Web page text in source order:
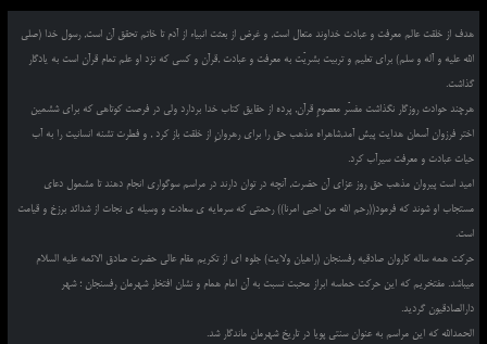
هدف از خلقت عالم معرفت و عبادت خداوند متعال است, و غرض از بعثت انبیاء از آدم تا خاتم تحقق آن است, رسول خدا (صلی
الله علیه و آله و سلم) برای تعلیم و تربیت بشریّت به معرفت و عبادت ,قرآن و کسی که نزد او علم تمام قرآن است به یادگار
گذاشت.
هرچند حوادث روزگار نگذاشت مفسّر معصومِ قرآن, پرده از حقایق کتاب خدا بردارد ولی در فرصت کوتاهی که برای ششمین
اختر فرزوان آسمان هدایت پیش آمد,شاهراه مذهب حق را برای رهروانِ از خلقت باز کرد , و فطرت تشنه انسانیت را به آب
حیات عبادت و معرفت سیرآب کرد.
امید است پیروان مذهب حق روز عزای آن حضرت, آنچه در توان دارند در مراسم سوگواری انجام دهند تا مشمول دعای
مستجاب او شوند که فرمود((رحم الله من احیی امرنا)) رحمتی که سرمایه ی سعادت و وسیله ی نجات از شدائد برزخ و قیامت
است.
حرکت همه ساله کاروان صادقیه رفسنجان (راهیان ولایت) جلوه ای از تکریم مقام عالی حضرت صادق الائمه علیه السلام
میباشد. مفتخریم که این حرکت حماسه ابراز محبت نسبت به آن امام همام و نشان افتخار شهرمان رفسنجان ؛ شهر
دارالصادقیون گردید.
الحمدالله که این مراسم به عنوان سنتی پویا در تاریخ شهرمان ماندگار شد.